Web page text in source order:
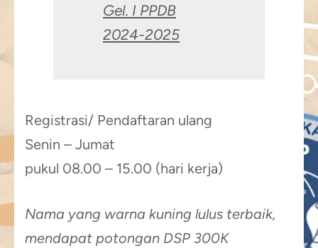
Gel. I PPDB
2024-2025
Registrasi/ Pendaftaran ulang
Senin – Jumat
pukul 08.00 – 15.00 (hari kerja)
Nama yang warna kuning lulus terbaik,
mendapat potongan DSP 300K